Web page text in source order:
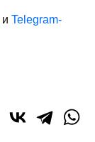
и Telegram-